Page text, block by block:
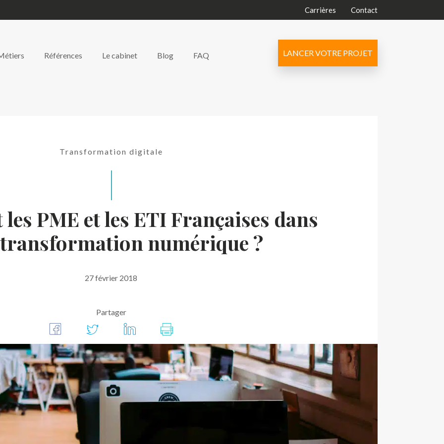
Carrières Contact
Références Le cabinet Blog FAQ LANCER VOTRE PROJET
Transformation digitale
PME et les ETI Françaises dans
numérique ?
27 février 2018
Partager